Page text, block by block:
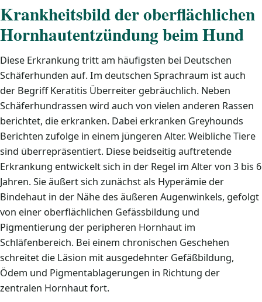
Krankheitsbild der oberflächlichen
Hornhautentzündung beim Hund
Diese Erkrankung tritt am häufigsten bei Deutschen
Schäferhunden auf. Im deutschen Sprachraum ist auch
der Begriff Keratitis Überreiter gebräuchlich. Neben
Schäferhundrassen wird auch von vielen anderen Rassen
berichtet, die erkranken. Dabei erkranken Greyhounds
Berichten zufolge in einem jüngeren Alter. Weibliche Tiere
sind überrepräsentiert. Diese beidseitig auftretende
Erkrankung entwickelt sich in der Regel im Alter von 3 bis 6
Jahren. Sie äußert sich zunächst als Hyperämie der
Bindehaut in der Nähe des äußeren Augenwinkels, gefolgt
von einer oberflächlichen Gefässbildung und
Pigmentierung der peripheren Hornhaut im
Schläfenbereich. Bei einem chronischen Geschehen
schreitet die Läsion mit ausgedehnter Gefäßbildung,
Ödem und Pigmentablagerungen in Richtung der
zentralen Hornhaut fort.